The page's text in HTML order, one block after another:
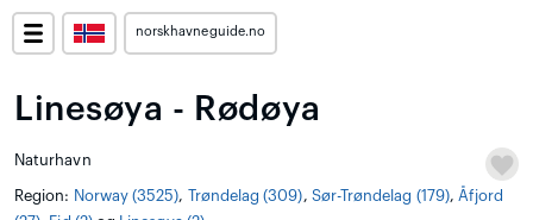
norskhavneguide.no
Linesøya - Rødøya
Naturhavn
Region: Norway (3525), Trøndelag (309), Sør-Trøndelag (179), Åfjord